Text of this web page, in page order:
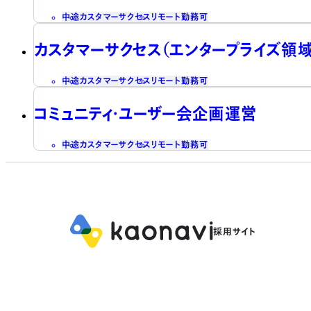
中途カスタマーサクセス リモート勤務可
カスタマーサクセス（エンタープライズ領
中途カスタマーサクセス リモート勤務可
コミュニティ・ユーザー会企画運営
中途カスタマーサクセス リモート勤務可